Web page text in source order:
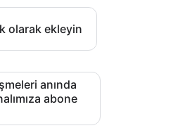
olarak ekleyin
anında
abone